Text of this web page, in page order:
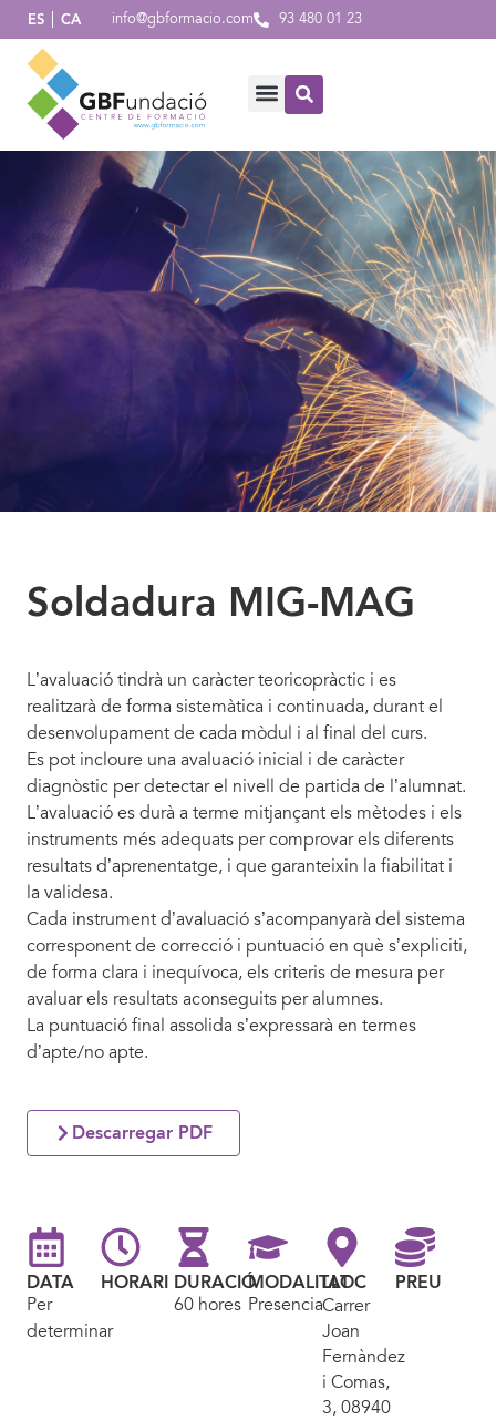
ES CA info@gbformacio.com 93 480 01 23
Soldadura MIG-MAG
L’avaluació tindrà un caràcter teoricopràctic i es
realitzarà de forma sistemàtica i continuada, durant el
desenvolupament de cada mòdul i al final del curs.
Es pot incloure una avaluació inicial i de caràcter
diagnòstic per detectar el nivell de partida de l’alumnat.
L’avaluació es durà a terme mitjançant els mètodes i els
instruments més adequats per comprovar els diferents
resultats d’aprenentatge, i que garanteixin la fiabilitat i
la validesa.
Cada instrument d’avaluació s’acompanyarà del sistema
corresponent de correcció i puntuació en què s’expliciti,
de forma clara i inequívoca, els criteris de mesura per
avaluar els resultats aconseguits per alumnes.
La puntuació final assolida s’expressarà en termes
d’apte/no apte.
Descarregar PDF
DATA
Per
determinar
HORARI DURACIÓ
60 hores
MODALITAT
Presencial
LLOC
Carrer
Joan
Fernàndez
i Comas,
3, 08940
PREU